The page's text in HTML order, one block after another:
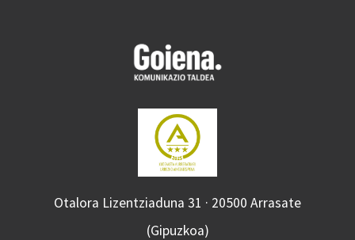
Otalora Lizentziaduna 31 · 20500 Arrasate
(Gipuzkoa)